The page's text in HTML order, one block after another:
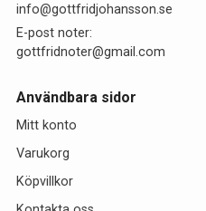
info@gottfridjohansson.se
E-post noter:
gottfridnoter@gmail.com
Användbara sidor
Mitt konto
Varukorg
Köpvillkor